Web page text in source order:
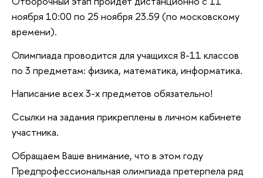
ноября 10:00 по 25 ноября 23.59 (по московскому
времени).
Олимпиада проводится для учащихся 8-11 классов
по 3 предметам: физика, математика, информатика.
Написание всех 3-х предметов обязательно!
Ссылки на задания прикреплены в личном кабинете
участника.
Обращаем Ваше внимание, что в этом году
Предпрофессиональная олимпиада претерпела ряд